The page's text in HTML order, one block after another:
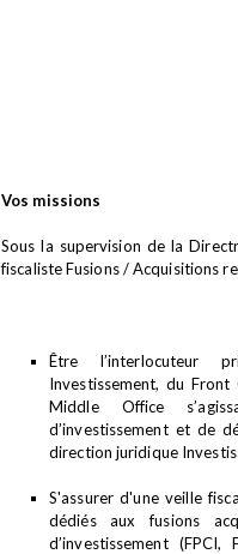
Vos missions
Sous la supervision de la
fiscaliste Fusions / Acquisitions
Être l’interlocuteur
Investissement, du Front
Middle Office
d’investissement et de
direction juridique
S'assurer d'une veille
dédiés aux fusions
d’investissement